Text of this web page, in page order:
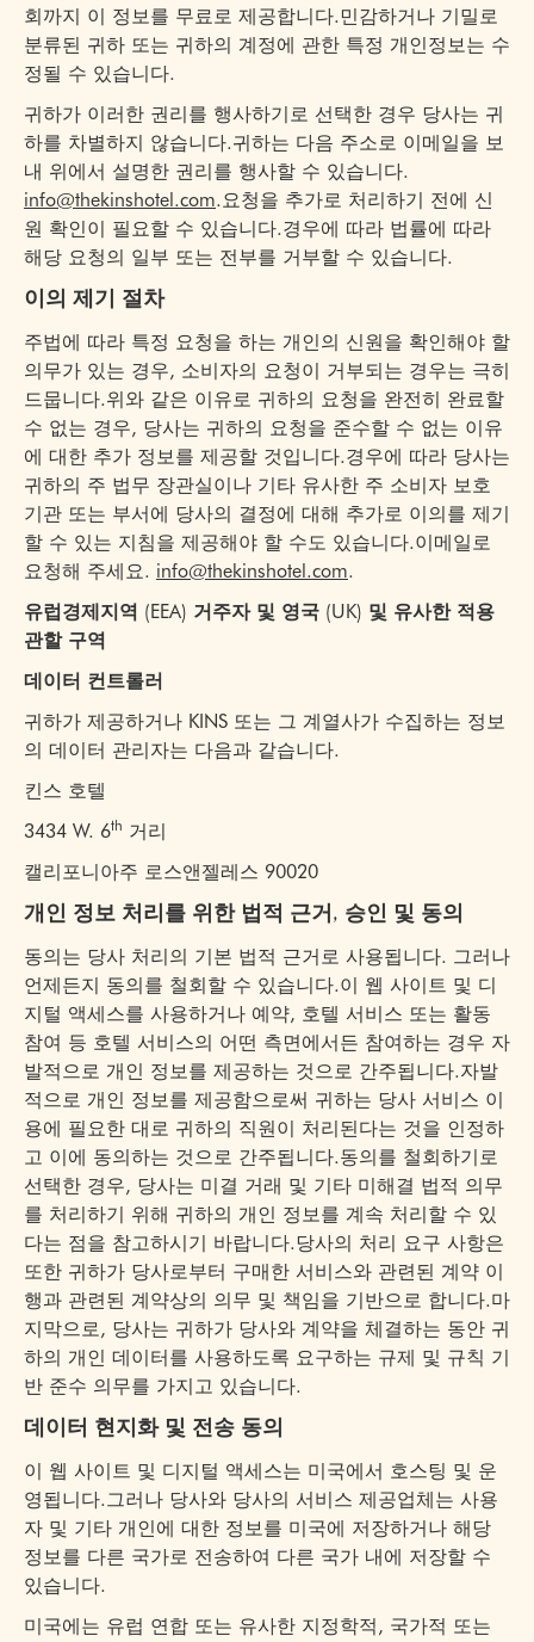
회까지 이 정보를 무료로 제공합니다.민감하거나 기밀로
분류된 귀하 또는 귀하의 계정에 관한 특정 개인정보는 수
정될 수 있습니다.
귀하가 이러한 권리를 행사하기로 선택한 경우 당사는 귀
하를 차별하지 않습니다.귀하는 다음 주소로 이메일을 보
내 위에서 설명한 권리를 행사할 수 있습니다.
info@thekinshotel.com.요청을 추가로 처리하기 전에 신
원 확인이 필요할 수 있습니다.경우에 따라 법률에 따라
해당 요청의 일부 또는 전부를 거부할 수 있습니다.
이의 제기 절차
주법에 따라 특정 요청을 하는 개인의 신원을 확인해야 할
의무가 있는 경우, 소비자의 요청이 거부되는 경우는 극히
드뭅니다.위와 같은 이유로 귀하의 요청을 완전히 완료할
수 없는 경우, 당사는 귀하의 요청을 준수할 수 없는 이유
에 대한 추가 정보를 제공할 것입니다.경우에 따라 당사는
귀하의 주 법무 장관실이나 기타 유사한 주 소비자 보호
기관 또는 부서에 당사의 결정에 대해 추가로 이의를 제기
할 수 있는 지침을 제공해야 할 수도 있습니다.이메일로
요청해 주세요. info@thekinshotel.com.
유럽경제지역 (EEA) 거주자 및 영국 (UK) 및 유사한 적용
관할 구역
데이터 컨트롤러
귀하가 제공하거나 KINS 또는 그 계열사가 수집하는 정보
의 데이터 관리자는 다음과 같습니다.
킨스 호텔
3434 W. 6th 거리
캘리포니아주 로스앤젤레스 90020
개인 정보 처리를 위한 법적 근거, 승인 및 동의
동의는 당사 처리의 기본 법적 근거로 사용됩니다. 그러나
언제든지 동의를 철회할 수 있습니다.이 웹 사이트 및 디
지털 액세스를 사용하거나 예약, 호텔 서비스 또는 활동
참여 등 호텔 서비스의 어떤 측면에서든 참여하는 경우 자
발적으로 개인 정보를 제공하는 것으로 간주됩니다.자발
적으로 개인 정보를 제공함으로써 귀하는 당사 서비스 이
용에 필요한 대로 귀하의 직원이 처리된다는 것을 인정하
고 이에 동의하는 것으로 간주됩니다.동의를 철회하기로
선택한 경우, 당사는 미결 거래 및 기타 미해결 법적 의무
를 처리하기 위해 귀하의 개인 정보를 계속 처리할 수 있
다는 점을 참고하시기 바랍니다.당사의 처리 요구 사항은
또한 귀하가 당사로부터 구매한 서비스와 관련된 계약 이
행과 관련된 계약상의 의무 및 책임을 기반으로 합니다.마
지막으로, 당사는 귀하가 당사와 계약을 체결하는 동안 귀
하의 개인 데이터를 사용하도록 요구하는 규제 및 규칙 기
반 준수 의무를 가지고 있습니다.
데이터 현지화 및 전송 동의
이 웹 사이트 및 디지털 액세스는 미국에서 호스팅 및 운
영됩니다.그러나 당사와 당사의 서비스 제공업체는 사용
자 및 기타 개인에 대한 정보를 미국에 저장하거나 해당
정보를 다른 국가로 전송하여 다른 국가 내에 저장할 수
있습니다.
미국에는 유럽 연합 또는 유사한 지정학적, 국가적 또는